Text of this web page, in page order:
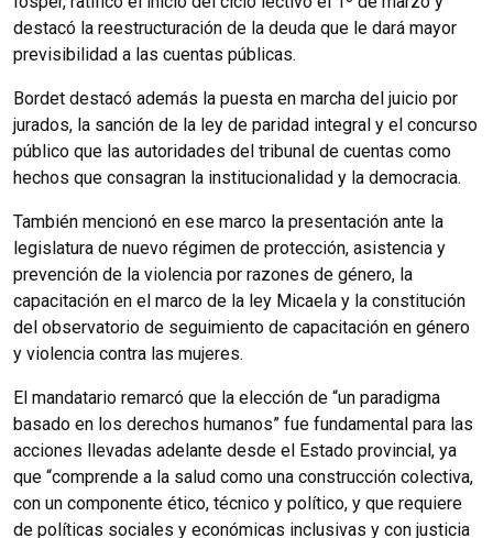
destacó la reestructuración de la deuda que le dará mayor
previsibilidad a las cuentas públicas.
Bordet destacó además la puesta en marcha del juicio por
jurados, la sanción de la ley de paridad integral y el concurso
público que las autoridades del tribunal de cuentas como
hechos que consagran la institucionalidad y la democracia.
También mencionó en ese marco la presentación ante la
legislatura de nuevo régimen de protección, asistencia y
prevención de la violencia por razones de género, la
capacitación en el marco de la ley Micaela y la constitución
del observatorio de seguimiento de capacitación en género
y violencia contra las mujeres.
El mandatario remarcó que la elección de “un paradigma
basado en los derechos humanos” fue fundamental para las
acciones llevadas adelante desde el Estado provincial, ya
que “comprende a la salud como una construcción colectiva,
con un componente ético, técnico y político, y que requiere
de políticas sociales y económicas inclusivas y con justicia